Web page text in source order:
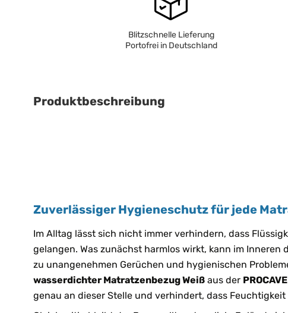
Blitzschnelle Lieferung
Portofrei in Deutschland
Produktbeschreibung
Zuverlässiger Hygieneschutz für jede
Im Alltag lässt sich nicht immer verhindern, dass
gelangen. Was zunächst harmlos wirkt, kann im Inneren
zu unangenehmen Gerüchen und hygienischen
wasserdichter Matratzenbezug Weiß aus der
genau an dieser Stelle und verhindert, dass